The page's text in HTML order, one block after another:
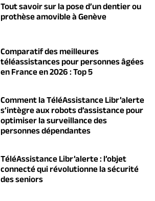
Tout savoir sur la pose d’un dentier ou
prothèse amovible à Genève
Comparatif des meilleures
téléassistances pour personnes âgées
en France en 2026 : Top 5
Comment la TéléAssistance Libr’alerte
s’intègre aux robots d’assistance pour
optimiser la surveillance des
personnes dépendantes
TéléAssistance Libr’alerte : l’objet
connecté qui révolutionne la sécurité
des seniors